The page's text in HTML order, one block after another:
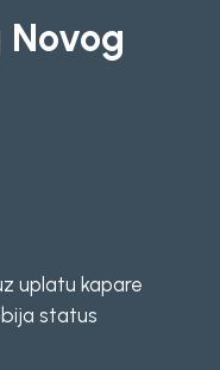
Novog
uplatu kapare
status